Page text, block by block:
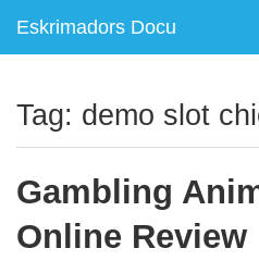
Eskrimadors Docu
Tag: demo slot
Gambling
Online Review